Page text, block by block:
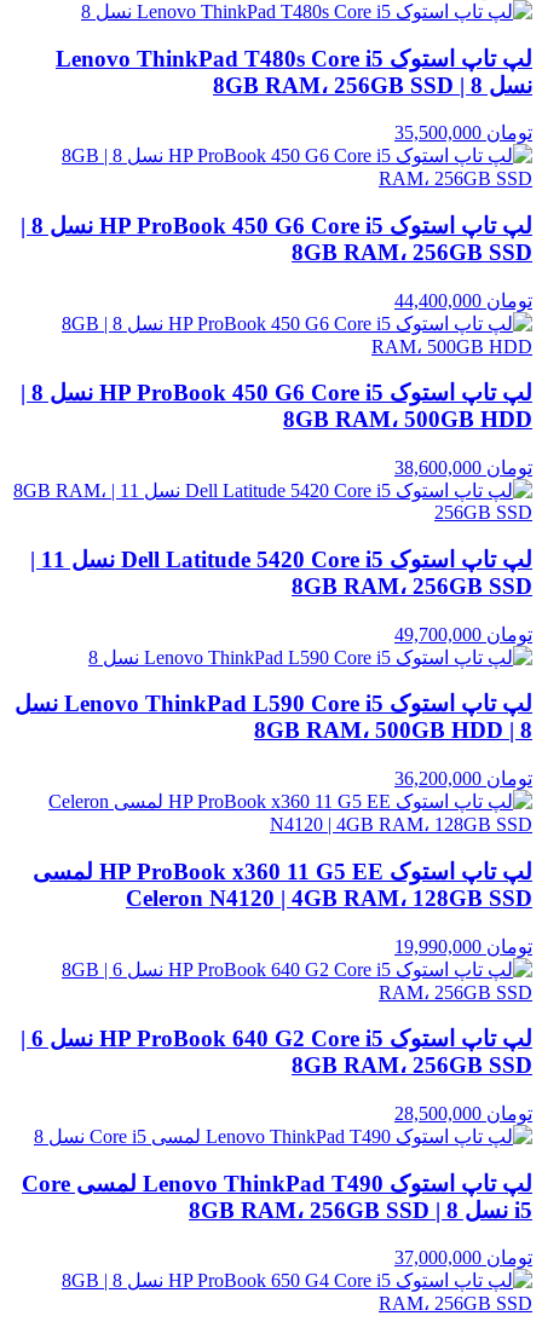
لپ تاپ استوک Lenovo ThinkPad T480s Core i5
نسل 8 | 8GB RAM، 256GB SSD
تومان
لپ تاپ استوک HP ProBook 450 G6 Core i5 نسل 8 |
8GB RAM، 256GB SSD
تومان
لپ تاپ استوک HP ProBook 450 G6 Core i5 نسل 8 |
8GB RAM، 500GB HDD
تومان
لپ تاپ استوک Dell Latitude 5420 Core i5 نسل 11 |
8GB RAM، 256GB SSD
تومان
لپ تاپ استوک Lenovo ThinkPad L590 Core i5 نسل
8 | 8GB RAM، 500GB HDD
تومان
لپ تاپ استوک HP ProBook x360 11 G5 EE لمسی
Celeron N4120 | 4GB RAM، 128GB SSD
تومان
لپ تاپ استوک HP ProBook 640 G2 Core i5 نسل 6 |
8GB RAM، 256GB SSD
تومان
لپ تاپ استوک Lenovo ThinkPad T490 لمسی Core
i5 نسل 8 | 8GB RAM، 256GB SSD
تومان